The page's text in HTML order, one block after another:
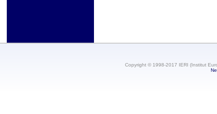
Copyright © 1998-2017 IERI (Institut